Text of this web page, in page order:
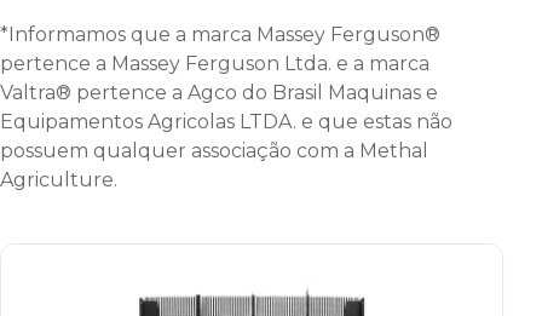
*Informamos que a marca Massey Ferguson®
pertence a Massey Ferguson Ltda. e a marca
Valtra® pertence a Agco do Brasil Maquinas e
Equipamentos Agricolas LTDA. e que estas não
possuem qualquer associação com a Methal
Agriculture.